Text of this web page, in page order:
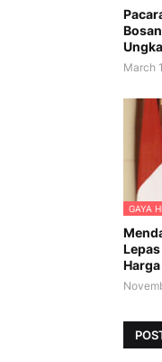
March
GAYA